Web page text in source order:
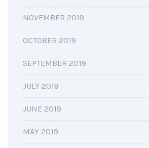
NOVEMBER 2019
OCTOBER 2019
SEPTEMBER 2019
JULY 2019
JUNE 2019
MAY 2019